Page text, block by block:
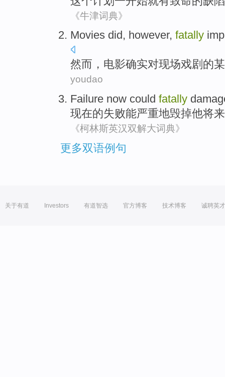
《牛津词典》
Movies did , however, fatally
然而 ， 电影确实对现场戏剧 的
youdao
Failure now could fatally
现在的失败能严重地毁掉他将
《柯林斯英汉双解大词典》
更多双语例句
关于有道 Investors 有道智选 官方博客 技术博客 诚聘英才